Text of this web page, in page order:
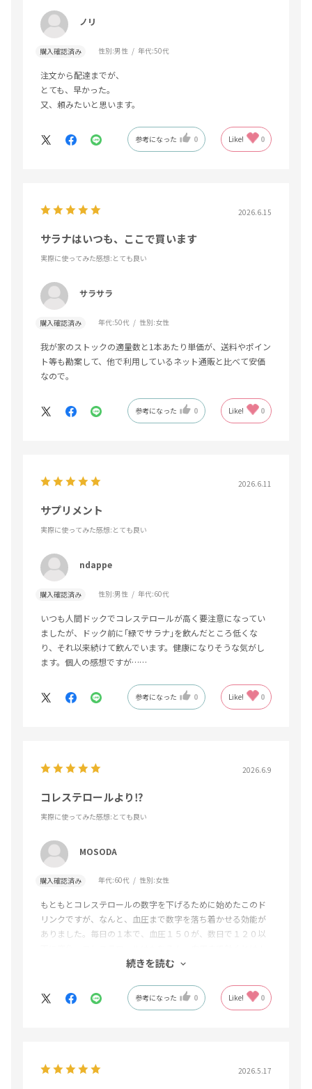
ノリ
購入確認済み 性別:男性 年代:50代
注文から配達までが、
とても、早かった。
又、頼みたいと思います。
参考になった 0 Like! 0
2026.6.15
サラナはいつも、ここで買います
実際に使ってみた感想:とても良い
サラサラ
購入確認済み 年代:50代 性別:女性
我が家のストックの適量数と1本あたり単価が、送料やポイン
ト等も勘案して、他で利用しているネット通販と比べて安価
なので。
参考になった 0 Like! 0
2026.6.11
サプリメント
実際に使ってみた感想:とても良い
ndappe
購入確認済み 性別:男性 年代:60代
いつも人間ドックでコレステロールが高く要注意になってい
ましたが、ドック前に｢緑でサラナ｣を飲んだところ低くな
り、それ以来続けて飲んでいます。健康になりそうな気がし
ます。個人の感想ですが……
参考になった 0 Like! 0
2026.6.9
コレステロールより⁉
実際に使ってみた感想:とても良い
MOSODA
購入確認済み 年代:60代 性別:女性
もともとコレステロールの数字を下げるために始めたこのド
リンクですが、なんと、血圧まで数字を落ち着かせる効能が
ありました。毎日の１本で、血圧１５０が、数日で１２０以
リピートし続けて、健康生活ができてます。
続きを読む
参考になった 0 Like! 0
2026.5.17